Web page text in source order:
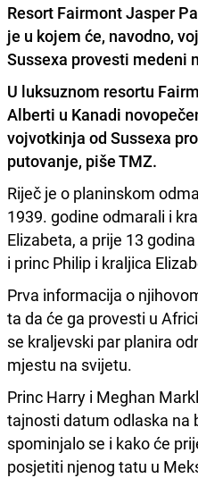
Resort Fairmont Jasper
je u kojem će, navodno,
Sussexa provesti medeni
U luksuznom resortu
Alberti u Kanadi
vojvotkinja od Sussexa
putovanje, piše TMZ.
Riječ je o planinskom
1939. godine odmarali i
Elizabeta, a prije 13
i princ Philip i kraljica
Prva informacija o
ta da će ga provesti u
se kraljevski par planira
mjestu na svijetu.
Princ Harry i Meghan
tajnosti datum odlaska na
spominjalo se i kako će
posjetiti njenog tatu u